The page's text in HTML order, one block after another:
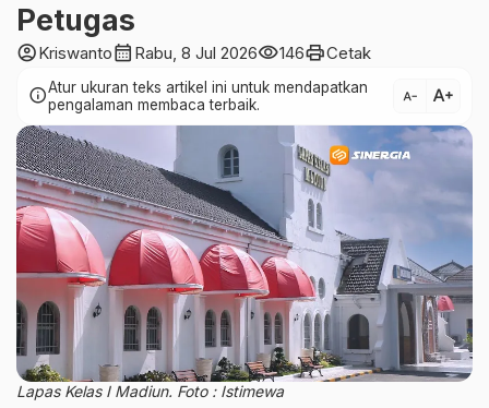
Petugas
account_circleKriswantocalendar_month Rabu, 8 Jul 2026visibility146printCetak
infoAtur ukuran teks artikel ini untuk mendapatkan
pengalaman membaca terbaik.
text_decrease text_increase
Lapas Kelas I Madiun. Foto : Istimewa